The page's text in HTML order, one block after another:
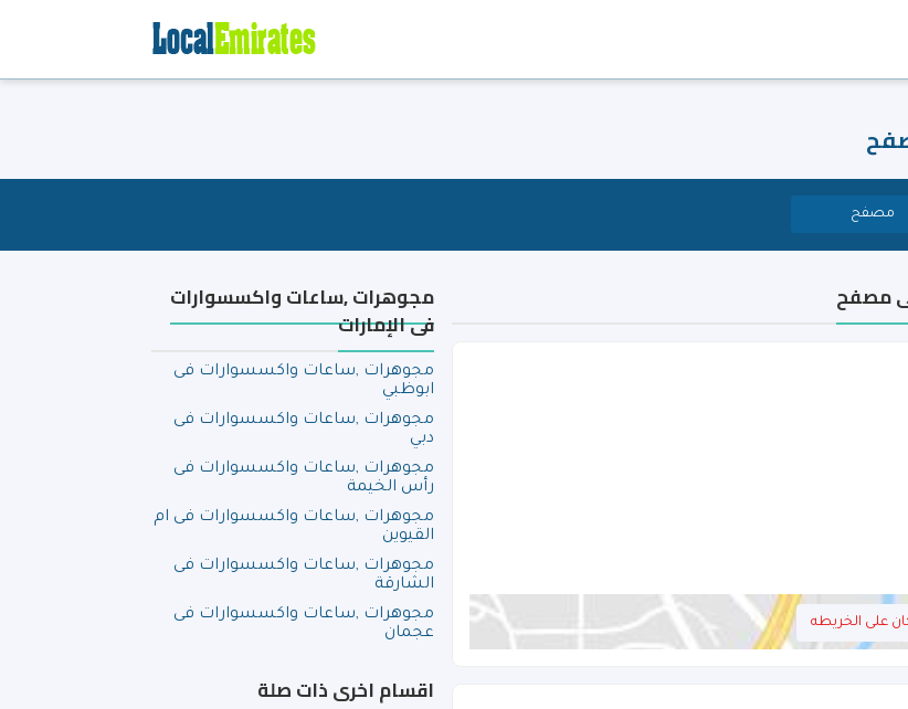
مصفح
مصفح
على الخريطه
مجوهرات ,ساعات واكسسوارات
فى الإمارات
مجوهرات ,ساعات واكسسوارات فى
ابوظبي
مجوهرات ,ساعات واكسسوارات فى
دبي
مجوهرات ,ساعات واكسسوارات فى
رأس الخيمة
مجوهرات ,ساعات واكسسوارات فى ام
القيوين
مجوهرات ,ساعات واكسسوارات فى
الشارقة
مجوهرات ,ساعات واكسسوارات فى
عجمان
اقسام اخرى ذات صلة